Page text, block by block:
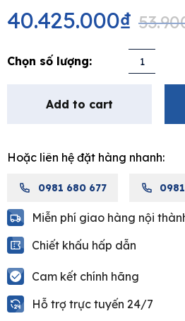
price
was:
53.900.000₫.
40.425.000₫
price
is:
40.425.000₫.
MOEN
quantity
Add to cart
Hoặc liên hệ đặt hàng nhanh:
0981 680 677
Miễn phí giao hàng nội
Chiết khấu hấp dẫn
Cam kết chính hãng
Hỗ trợ trực tuyến 24/7